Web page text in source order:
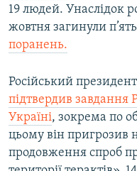
19 людей. Унаслідок
жовтня загинули
поранень.
Російський
підтвердив завдання
Україні, зокрема по
цьому він пригрозив
продовження спроб